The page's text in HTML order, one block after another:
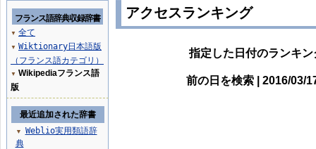
アクセスランキング
指定した日付のランキ
前の日を検索 | 2016/03/
フランス語辞典収録辞書
▼ 全て
▼ Wiktionary日本語版
（フランス語カテゴリ）
▼ Wikipediaフランス語
版
最近追加された辞書
▼
Weblio実用類語辞
典